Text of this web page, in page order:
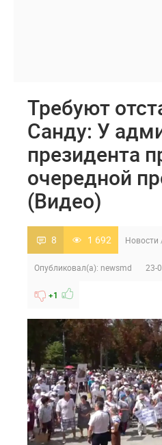
Требуют
Санду: У
президента
очередной
(Видео)
8 1 692 Новости
Опубликовал(а): newsmd 23-
+1